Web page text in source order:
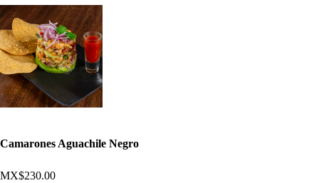
Camarones Aguachile Negro
MX$230.00